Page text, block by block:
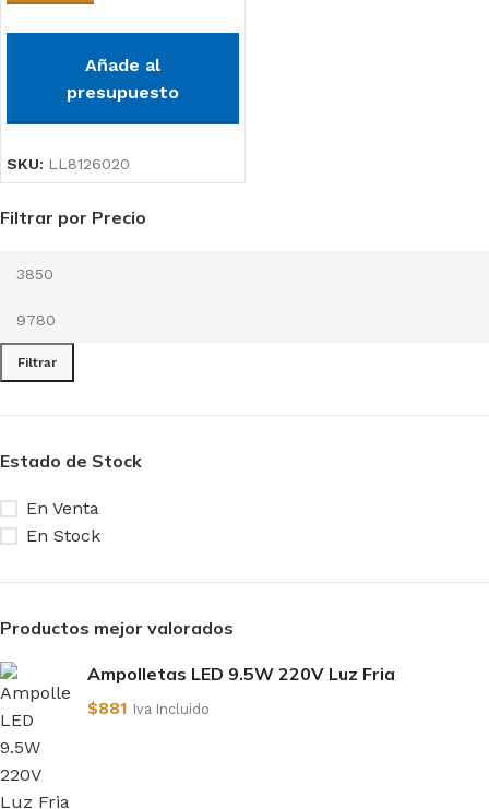
Filtrar por Precio
Filtrar
Estado de Stock
En Venta
En Stock
Productos mejor valorados
Ampolletas LED 9.5W 220V Luz Fria
$881 Iva Incluido
Añade al
presupuesto
SKU: LL8126020